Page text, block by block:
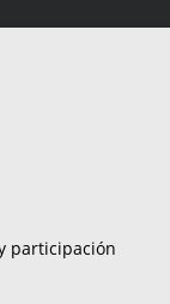
participación